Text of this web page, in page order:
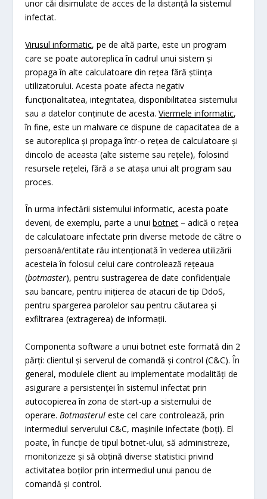
unor căi disimulate de acces de la distanță la sistemul
infectat.
Virusul informatic, pe de altă parte, este un program
care se poate autoreplica în cadrul unui sistem și
propaga în alte calculatoare din rețea fără știința
utilizatorului. Acesta poate afecta negativ
funcționalitatea, integritatea, disponibilitatea sistemului
sau a datelor conținute de acesta.Viermele informatic,
în fine, este un malware ce dispune de capacitatea de a
se autoreplica și propaga într-o rețea de calculatoare și
dincolo de aceasta (alte sisteme sau rețele), folosind
resursele rețelei, fără a se atașa unui alt program sau
proces.
În urma infectării sistemului informatic, acesta poate
deveni, de exemplu, parte a unuibotnet – adică o rețea
de calculatoare infectate prin diverse metode de către o
persoană/entitate rău intenționată în vederea utilizării
acesteia în folosul celui care controlează rețeaua
(botmaster), pentru sustragerea de date confidențiale
sau bancare, pentru inițierea de atacuri de tip DdoS,
pentru spargerea parolelor sau pentru căutarea și
exfiltrarea (extragerea) de informații.
Componenta software a unui botnet este formată din 2
părți: clientul și serverul de comandă și control (C&C). În
general, modulele client au implementate modalități de
asigurare a persistenței în sistemul infectat prin
autocopierea în zona de start-up a sistemului de
operare. Botmasterul este cel care controlează, prin
intermediul serverului C&C, mașinile infectate (boți). El
poate, în funcţie de tipul botnet-ului, să administreze,
monitorizeze și să obțină diverse statistici privind
activitatea boților prin intermediul unui panou de
comandă și control.